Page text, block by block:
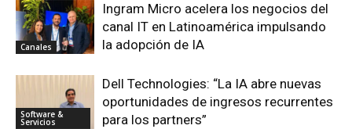
Canales
Ingram Micro acelera los negocios del
canal IT en Latinoamérica impulsando
la adopción de IA
Software &
Servicios
Dell Technologies: “La IA abre nuevas
oportunidades de ingresos recurrentes
para los partners”